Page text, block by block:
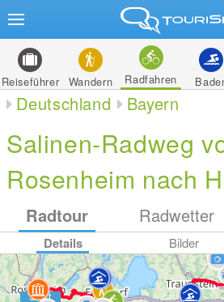
Reiseführer Wandern Radfahren
Deutschland Bayern
Salinen-Radweg
Rosenheim nach
Radtour Radwetter
Details Bilder